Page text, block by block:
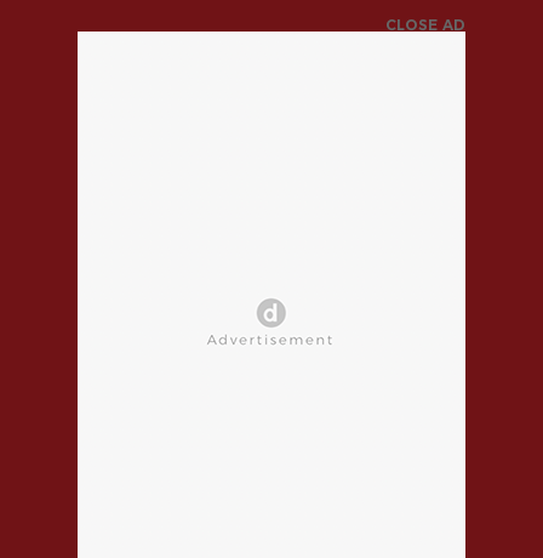
CLOSE AD